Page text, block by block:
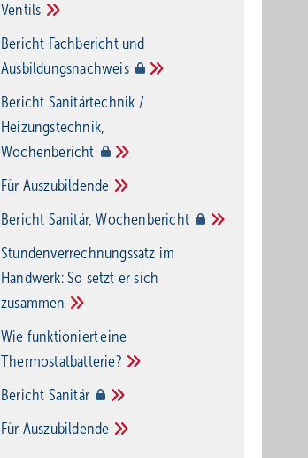
Ventils
Bericht Fachbericht und
Ausbildungsnachweis
Bericht Sanitärtechnik /
Heizungstechnik,
Wochenbericht
Für Auszubildende
Bericht Sanitär,Wochenbericht
Stundenverrechnungssatz im
Handwerk: So setzt er sich
zusammen
Wie funktioniert eine
Thermostatbatterie?
Bericht Sanitär
Für Auszubildende